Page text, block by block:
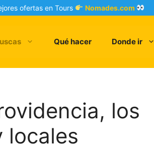
ofertas en Tours Nomades.com
Qué hacer Donde ir
los
locales